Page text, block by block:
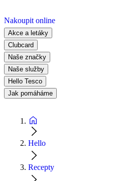
Nakoupit online
Akce a letáky
Clubcard
Naše značky
Naše služby
Hello Tesco
Jak pomáháme
Hello
Recepty